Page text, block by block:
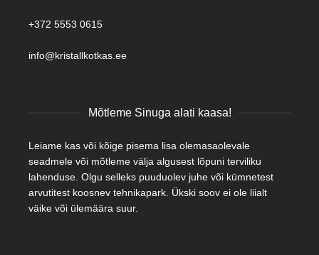
+372 5553 0615
info@kristallkotkas.ee
Mõtleme Sinuga alati kaasa!
Leiame kas või kõige pisema lisa olemasaolevale
seadmele või mõtleme välja algusest lõpuni terviliku
lahenduse. Olgu selleks puuduolev juhe või kümnetest
arvutitest koosnev tehnikapark. Ükski soov ei ole liialt
väike või ülemäära suur.